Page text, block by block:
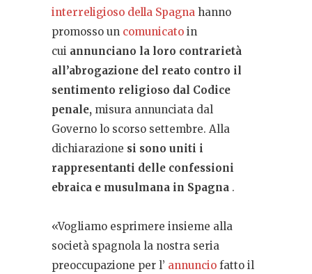
interreligioso della Spagna hanno
promosso un comunicato in
cui annunciano la loro contrarietà
all’abrogazione del reato contro il
sentimento religioso dal Codice
penale, misura annunciata dal
Governo lo scorso settembre. Alla
dichiarazione si sono uniti i
rappresentanti delle confessioni
ebraica e musulmana in Spagna .
«Vogliamo esprimere insieme alla
società spagnola la nostra seria
preoccupazione per l’ annuncio fatto il